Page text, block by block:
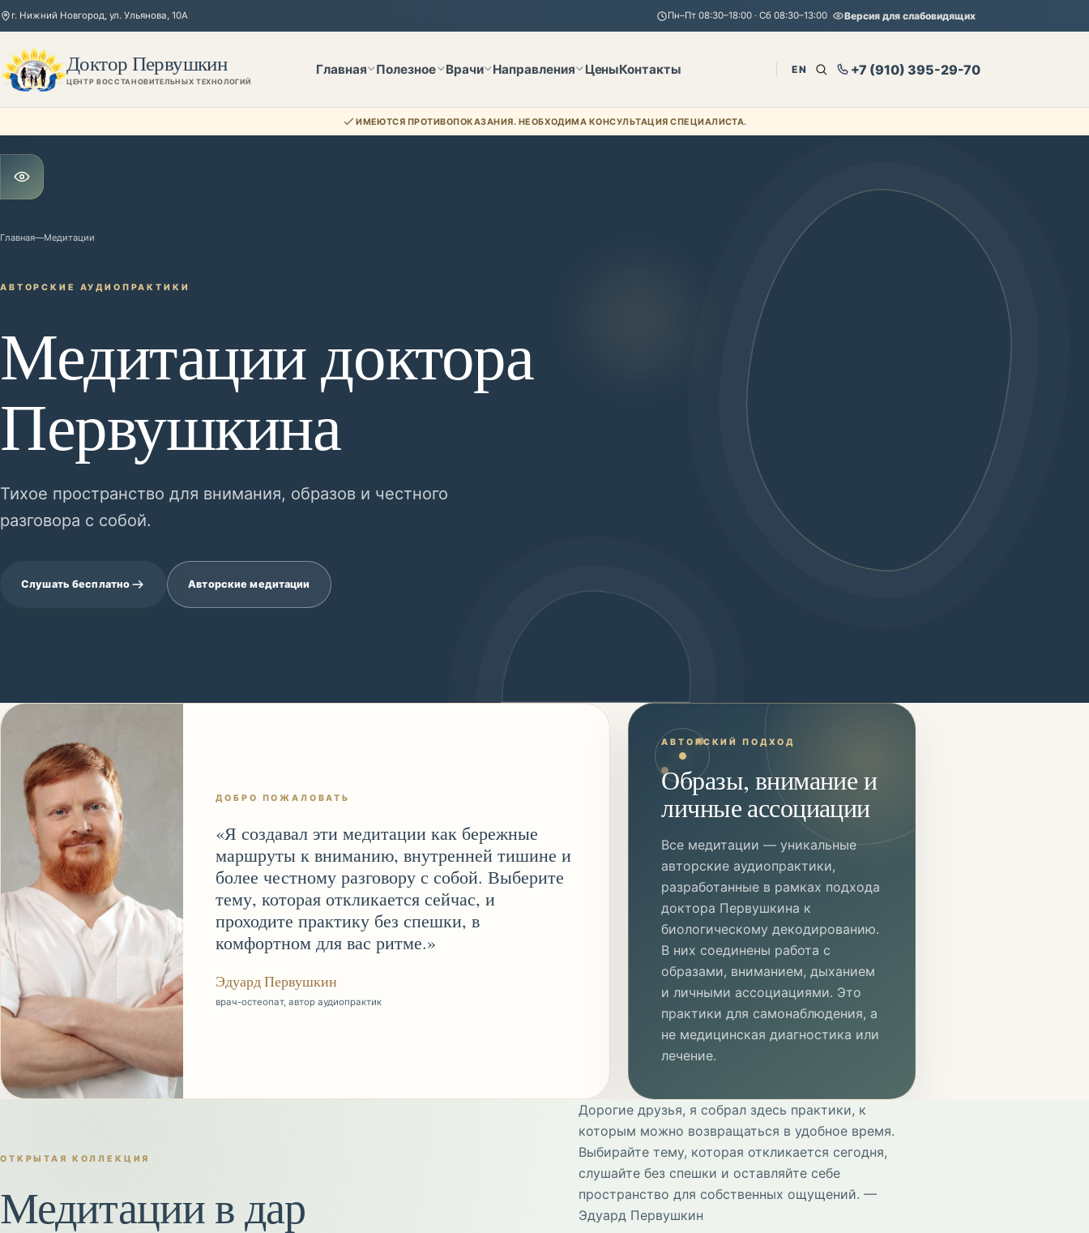
г. Нижний Новгород, ул. Ульянова, 10А Пн–Пт 08:30–18:00 · Сб 08:30–13:00 Версия для слабовидящих
Доктор Первушкин
ЦЕНТР ВОССТАНОВИТЕЛЬНЫХ ТЕХНОЛОГИЙ
Главная Полезное Врачи Направления ЦеныКонтакты EN +7 (910) 395-29-70
Открыть настройки для слабовидящих
ИМЕЮТСЯ ПРОТИВОПОКАЗАНИЯ. НЕОБХОДИМА КОНСУЛЬТАЦИЯ СПЕЦИАЛИСТА.
Главная—Медитации
АВТОРСКИЕ АУДИОПРАКТИКИ
Медитации доктора
Первушкина
Тихое пространство для внимания, образов и честного
разговора с собой.
Слушать бесплатно Авторские медитации
ДОБРО ПОЖАЛОВАТЬ
«Я создавал эти медитации как бережные
маршруты к вниманию, внутренней тишине и
более честному разговору с собой. Выберите
тему, которая откликается сейчас, и
проходите практику без спешки, в
комфортном для вас ритме.»
Эдуард Первушкин
врач-остеопат, автор аудиопрактик
АВТОРСКИЙ ПОДХОД
Образы, внимание и
личные ассоциации
Все медитации — уникальные
авторские аудиопрактики,
разработанные в рамках подхода
доктора Первушкина к
биологическому декодированию.
В них соединены работа с
образами, вниманием, дыханием
и личными ассоциациями. Это
практики для самонаблюдения, а
не медицинская диагностика или
лечение.
ОТКРЫТАЯ КОЛЛЕКЦИЯ
Медитации в дар
Дорогие друзья, я собрал здесь практики, к
которым можно возвращаться в удобное время.
Выбирайте тему, которая откликается сегодня,
слушайте без спешки и оставляйте себе
пространство для собственных ощущений. —
Эдуард Первушкин